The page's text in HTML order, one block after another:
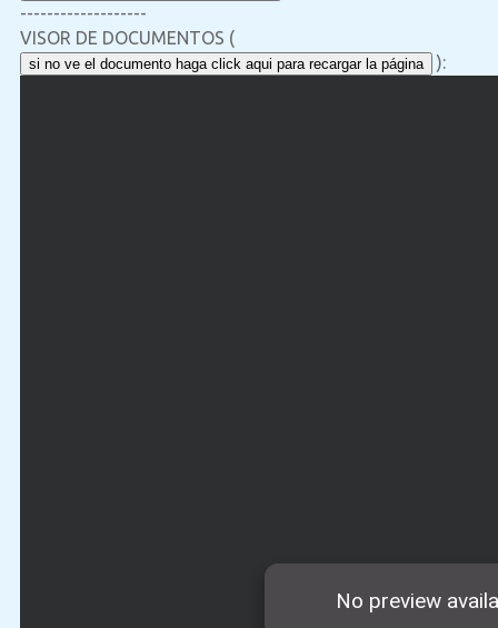
-------------------
VISOR DE DOCUMENTOS (
si no ve el documento haga click aqui para recargar la página ):